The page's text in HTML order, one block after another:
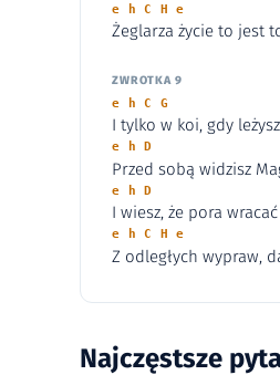
e h C H e
Żeglarza życie to jest
ZWROTKA 9
e h C G
I tylko w koi, gdy
e h D
Przed sobą widzisz
e h D
I wiesz, że pora
e h C H e
Z odległych wypraw,
Najczęstsze